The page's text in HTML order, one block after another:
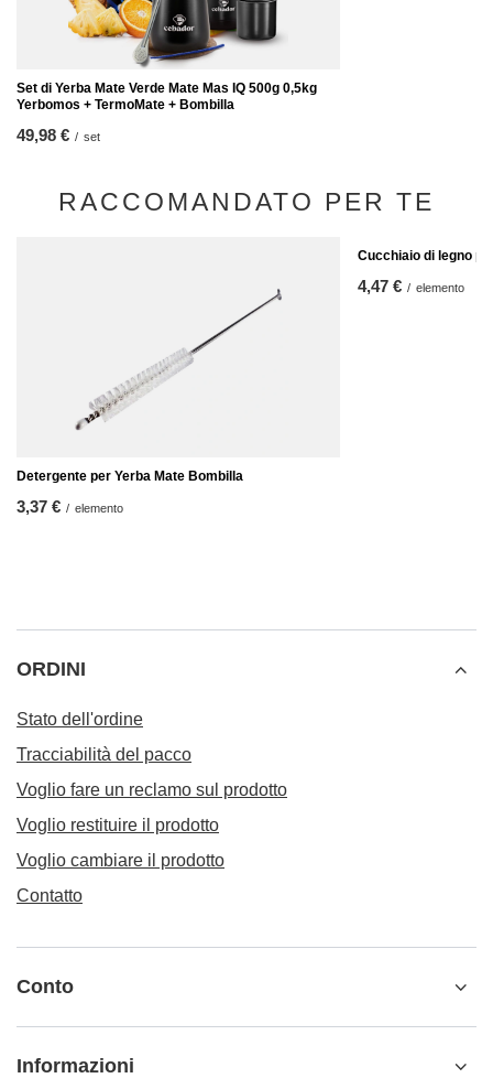
Set di Yerba Mate Verde Mate Mas IQ 500g 0,5kg
Yerbomos + TermoMate + Bombilla
49,98 € / set
RACCOMANDATO PER TE
Detergente per Yerba Mate Bombilla
3,37 € / elemento
Cucchiaio di legno
4,47 € / elemento
ORDINI
Stato dell'ordine
Tracciabilità del pacco
Voglio fare un reclamo sul prodotto
Voglio restituire il prodotto
Voglio cambiare il prodotto
Contatto
Conto
Informazioni